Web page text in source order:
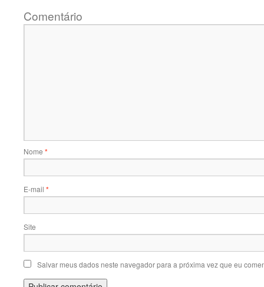
Comentário
Nome *
E-mail *
Site
Salvar meus dados neste navegador para a próxima vez que eu